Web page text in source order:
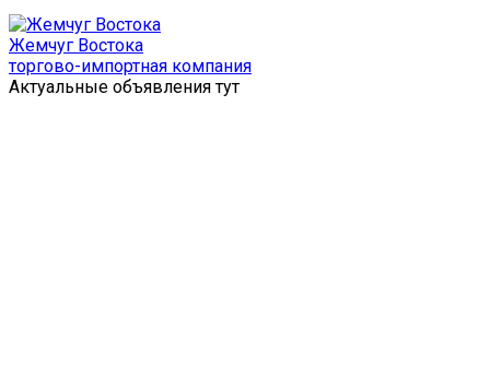
Перейти
к
содержимому
Жемчуг Востока
торгово-импортная компания
Актуальные объявления тут